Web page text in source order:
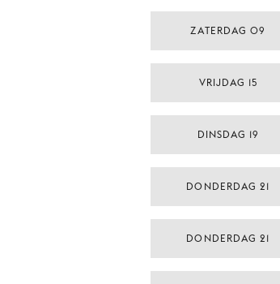
ZATERDAG 09
VRIJDAG 15
DINSDAG 19
DONDERDAG 21
DONDERDAG 21